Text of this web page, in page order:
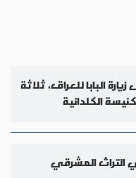
البابا للعراق، ثلاثة
الكلدانية
المشرقي